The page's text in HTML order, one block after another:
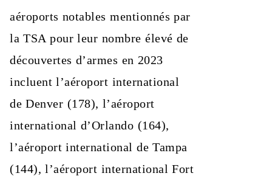
aéroports notables mentionnés par
la TSA pour leur nombre élevé de
découvertes d’armes en 2023
incluent l’aéroport international
de Denver (178), l’aéroport
international d’Orlando (164),
l’aéroport international de Tampa
(144), l’aéroport international Fort